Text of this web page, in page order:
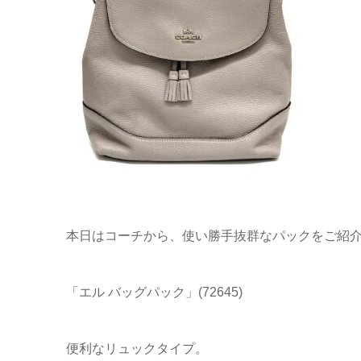
本日はコーチから、使い勝手抜群なパックをご紹
「エル バッグパック」(72645)
便利なリュックタイプ。